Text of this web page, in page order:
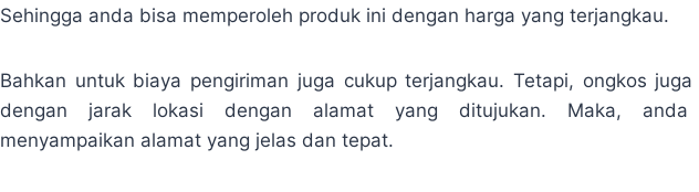
Sehingga anda bisa memperoleh produk ini dengan harga yang terjangkau.
Bahkan untuk biaya pengiriman juga cukup terjangkau. Tetapi, ongkos juga
dengan jarak lokasi dengan alamat yang ditujukan. Maka, anda
menyampaikan alamat yang jelas dan tepat.